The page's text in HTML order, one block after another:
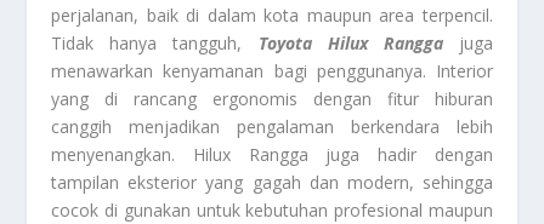
perjalanan, baik di dalam kota maupun area terpencil.
Tidak hanya tangguh, Toyota Hilux Ranggajuga
menawarkan kenyamanan bagi penggunanya. Interior
yang di rancang ergonomis dengan fitur hiburan
canggih menjadikan pengalaman berkendara lebih
menyenangkan. Hilux Rangga juga hadir dengan
tampilan eksterior yang gagah dan modern, sehingga
cocok di gunakan untuk kebutuhan profesional maupun